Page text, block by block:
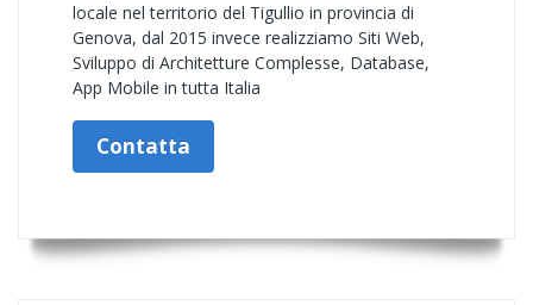
locale nel territorio del Tigullio in provincia di
Genova, dal 2015 invece realizziamo Siti Web,
Sviluppo di Architetture Complesse, Database,
App Mobile in tutta Italia
Contatta